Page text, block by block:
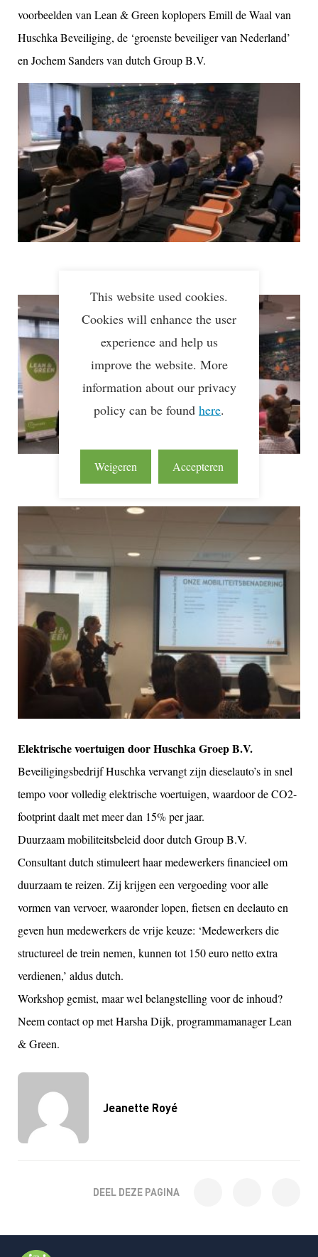
Jeanette Royé
voorbeelden van Lean & Green koplopers Emill de Waal van
Huschka Beveiliging, de ‘groenste beveiliger van Nederland’
en Jochem Sanders van dutch Group B.V.
Elektrische voertuigen door Huschka Groep B.V.
Beveiligingsbedrijf Huschka vervangt zijn dieselauto’s in snel
tempo voor volledig elektrische voertuigen, waardoor de CO2-
footprint daalt met meer dan 15% per jaar.
Duurzaam mobiliteitsbeleid door dutch Group B.V.
Consultant dutch stimuleert haar medewerkers financieel om
duurzaam te reizen. Zij krijgen een vergoeding voor alle
vormen van vervoer, waaronder lopen, fietsen en deelauto en
geven hun medewerkers de vrije keuze: ‘Medewerkers die
structureel de trein nemen, kunnen tot 150 euro netto extra
verdienen,’ aldus dutch.
Workshop gemist, maar wel belangstelling voor de inhoud?
Neem contact op met Harsha Dijk, programmamanager Lean
& Green.
DEEL DEZE PAGINA
This website used cookies.
Cookies will enhance the user
experience and help us
improve the website. More
information about our privacy
policy can be found here.
Weigeren Accepteren